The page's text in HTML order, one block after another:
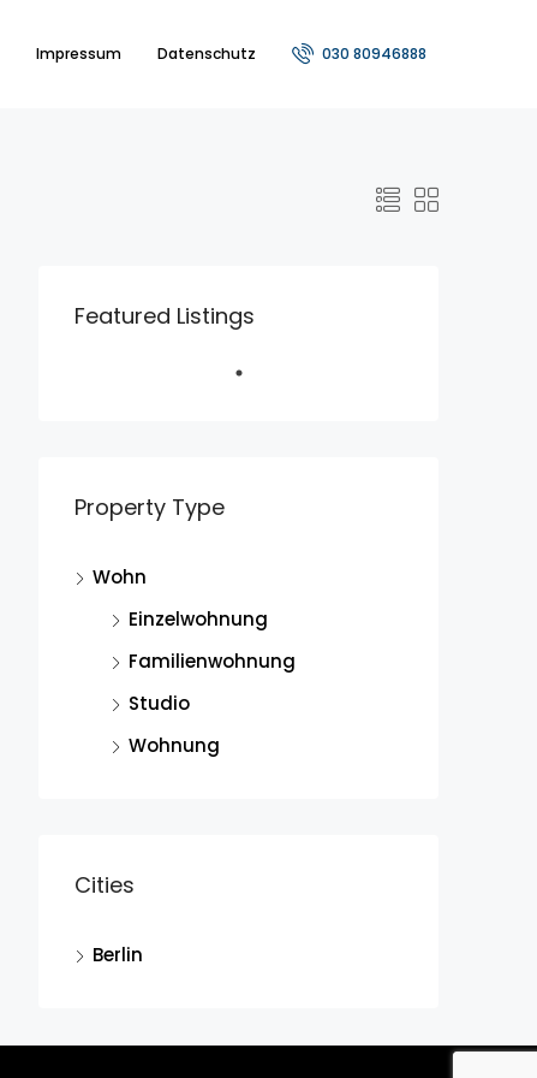
Impressum Datenschutz 030 80946888
Featured Listings
Property Type
Wohn
Einzelwohnung
Familienwohnung
Studio
Wohnung
Cities
Berlin